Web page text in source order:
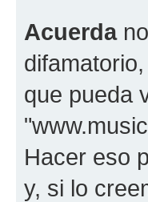
Acuerdano
que pueda
Hacer eso
y, si lo